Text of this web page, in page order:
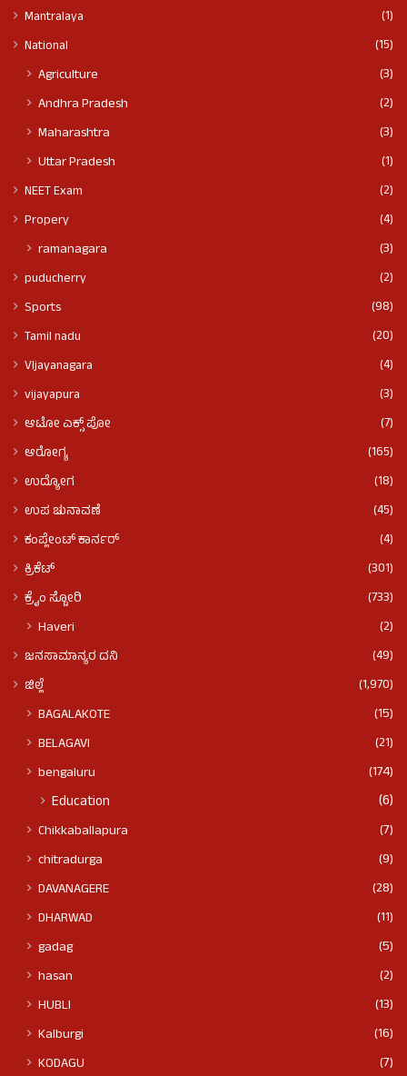
Mantralaya
(1)
National
(15)
Agriculture
(3)
Andhra Pradesh
(2)
Maharashtra
(3)
Uttar Pradesh
(1)
NEET Exam
(2)
Propery
(4)
ramanagara (3)
puducherry
(2)
Sports
(98)
Tamil nadu
(20)
VIjayanagara
(4)
vijayapura
(3)
ಆಟೋ ಎಕ್ಸ್ ಪೋ
(7)
ಆರೋಗ್ಯ
(165)
ಉದ್ಯೋಗ
(18)
ಉಪ ಚುನಾವಣೆ
(45)
ಕಂಪ್ಲೇಂಟ್ ಕಾರ್ನರ್
(4)
ಕ್ರಿಕೆಟ್
(301)
ಕ್ರೈಂ ಸ್ಟೋರಿ
(733)
Haveri (2)
ಜನಸಾಮಾನ್ಯರ ದನಿ
(49)
ಜಿಲ್ಲೆ
(1,970)
BAGALAKOTE
(15)
BELAGAVI
(21)
bengaluru
(174)
Education (6)
Chikkaballapura
(7)
chitradurga
(9)
DAVANAGERE
(28)
DHARWAD
(11)
gadag
(5)
hasan
(2)
HUBLI
(13)
Kalburgi
(16)
KODAGU
(7)